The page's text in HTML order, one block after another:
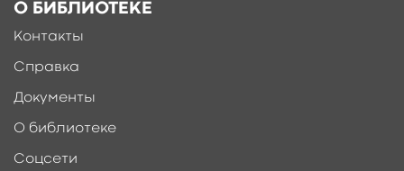
О БИБЛИОТЕКЕ
Контакты
Справка
Документы
О библиотеке
Соцсети